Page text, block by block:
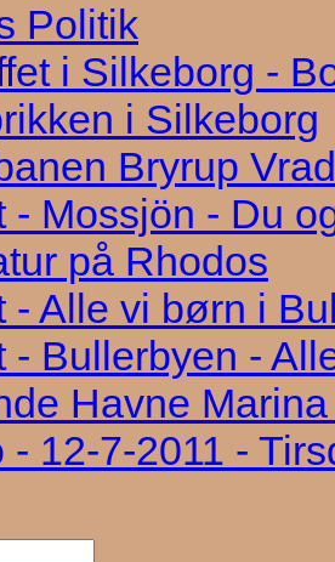
Politik
i Silkeborg -
i Silkeborg
Bryrup
- Mossjön - Du
på Rhodos
- Alle vi børn i
- Bullerbyen -
Havne
- 12-7-2011 -